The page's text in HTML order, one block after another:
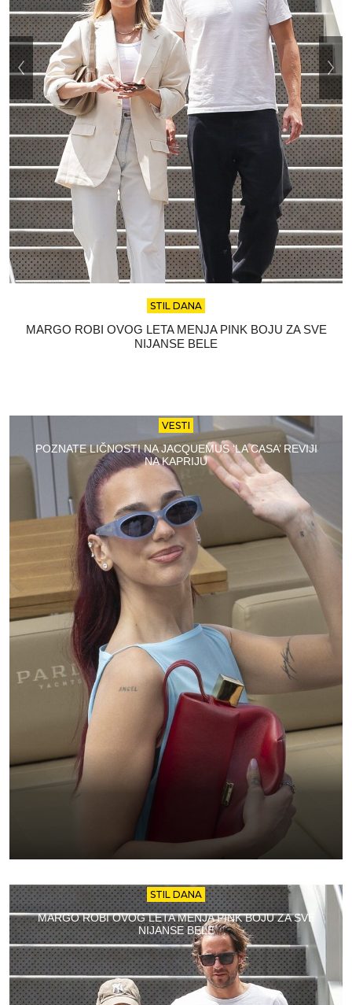
MODA
ŠTA POVRATAK KAPRI PANTALONA ZNAČI ZA VAŠ
GARDEROBER?
VESTI
POZNATE LIČNOSTI NA JACQUEMUS ‘LA CASA’ REVIJI
NA KAPRIJU
STIL DANA
MARGO ROBI OVOG LETA MENJA PINK BOJU ZA SVE
NIJANSE BELE